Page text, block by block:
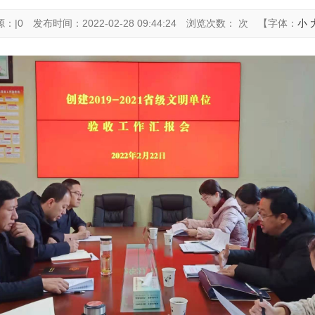
：|0 发布时间：2022-02-28 09:44:24 浏览次数： 次 【字体： 小